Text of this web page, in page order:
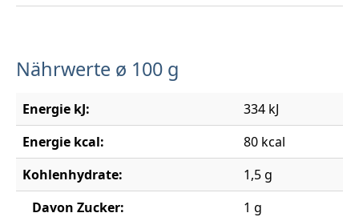
Nährwerte ø 100 g
Energie kJ:
334 kJ
Energie kcal:
80 kcal
Kohlenhydrate:
1,5 g
Davon Zucker:
1 g